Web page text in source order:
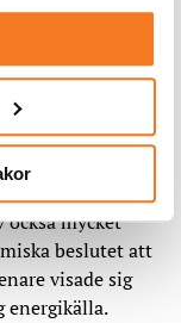
som en smart
rimligtvis inte
som
också mycket
beslutet att
visade sig
energikälla.